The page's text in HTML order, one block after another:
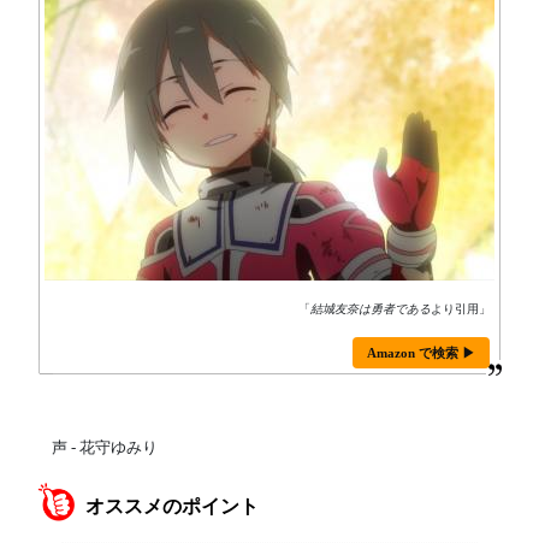
「結城友奈は勇者であるより引用」
Amazon で検索 ▶
声 - 花守ゆみり
オススメのポイント